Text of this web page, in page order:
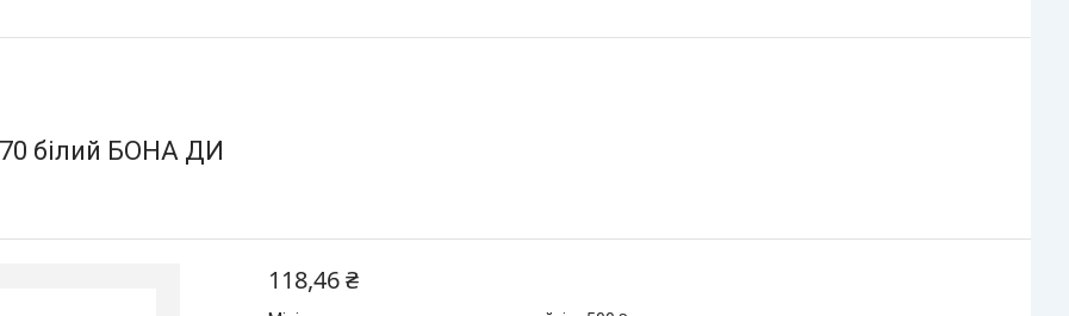
білий БОНА ДИ
118,46 ₴